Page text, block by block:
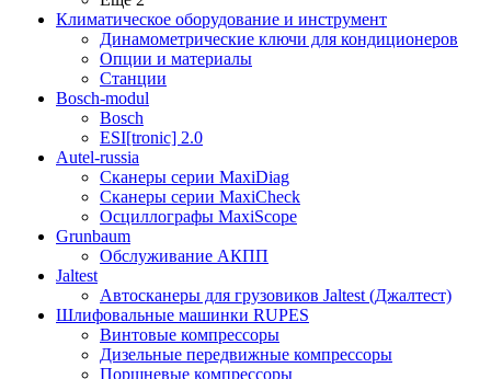
Климатическое оборудование и инструмент
Динамометрические ключи для кондиционеров
Опции и материалы
Станции
Bosch-modul
Bosch
ESI[tronic] 2.0
Autel-russia
Сканеры серии MaxiDiag
Сканеры серии MaxiCheck
Осциллографы MaxiScope
Grunbaum
Обслуживание АКПП
Jaltest
Автосканеры для грузовиков Jaltest (Джалтест)
Шлифовальные машинки RUPES
Винтовые компрессоры
Дизельные передвижные компрессоры
Поршневые компрессоры